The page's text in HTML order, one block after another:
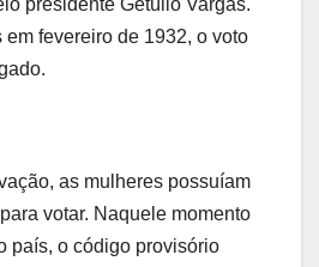
presidente Getúlio Vargas.
em fevereiro de 1932, o voto
as mulheres possuíam
votar. Naquele momento
país, o código provisório